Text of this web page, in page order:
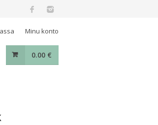
Minu konto
0.00 €